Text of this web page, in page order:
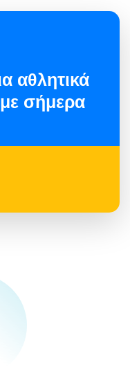
αθλητικά
σήμερα